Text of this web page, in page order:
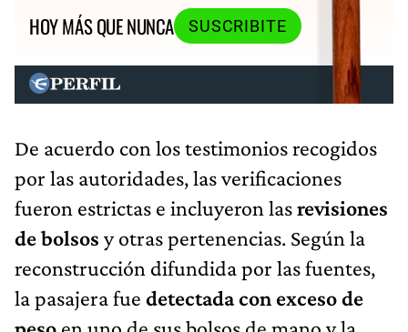
HOY MÁS QUE NUNCA
SUSCRIBITE
De acuerdo con los testimonios recogidos
por las autoridades, las verificaciones
fueron estrictas e incluyeron lasrevisiones
de bolsos y otras pertenencias. Según la
reconstrucción difundida por las fuentes,
la pasajera fue detectada con exceso de